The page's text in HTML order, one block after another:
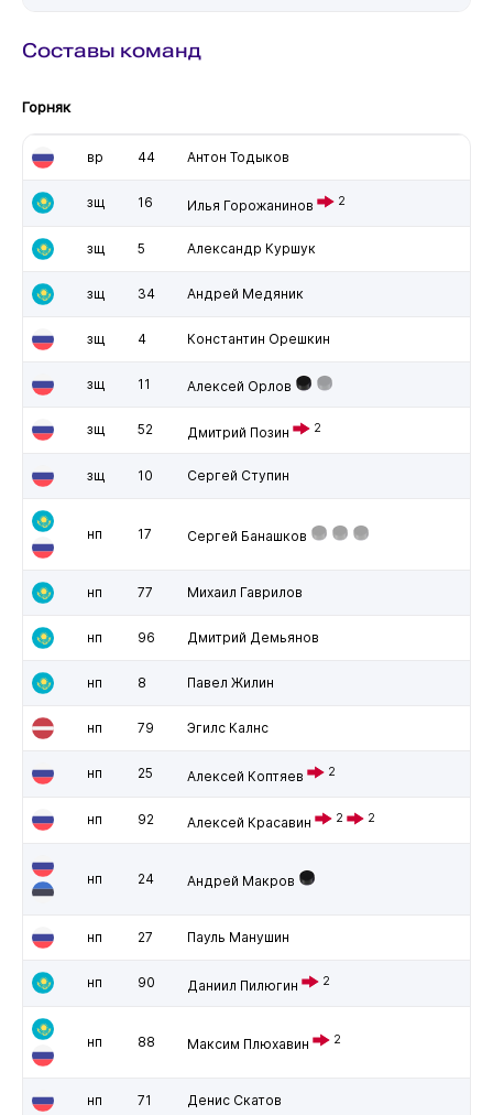
Составы команд
Горняк
вр 44 Антон Тодыков
зщ 16 Илья Горожанинов 2
зщ 5 Александр Куршук
зщ 34 Андрей Медяник
зщ 4 Константин Орешкин
зщ 11 Алексей Орлов
зщ 52 Дмитрий Позин 2
зщ 10 Сергей Ступин
нп 17 Сергей Банашков
нп 77 Михаил Гаврилов
нп 96 Дмитрий Демьянов
нп 8 Павел Жилин
нп 79 Эгилс Калнс
нп 25 Алексей Коптяев 2
нп 92 Алексей Красавин 2 2
нп 24 Андрей Макров
нп 27 Пауль Манушин
нп 90 Даниил Пилюгин 2
нп 88 Максим Плюхавин 2
нп 71 Денис Скатов